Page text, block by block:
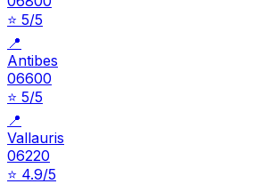
⭐ 5/5
📍
Antibes
06600
⭐ 5/5
📍
Vallauris
06220
⭐ 4.9/5